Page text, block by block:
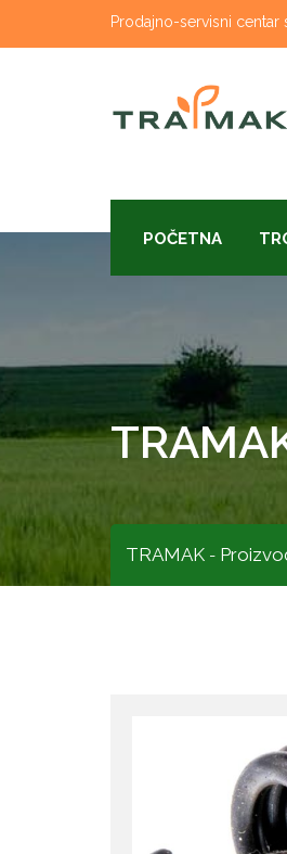
to
Prodajno-servisni
POČETNA
TRAMAK -